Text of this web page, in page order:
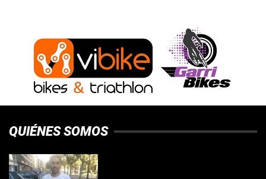
QUIÉNES SOMOS